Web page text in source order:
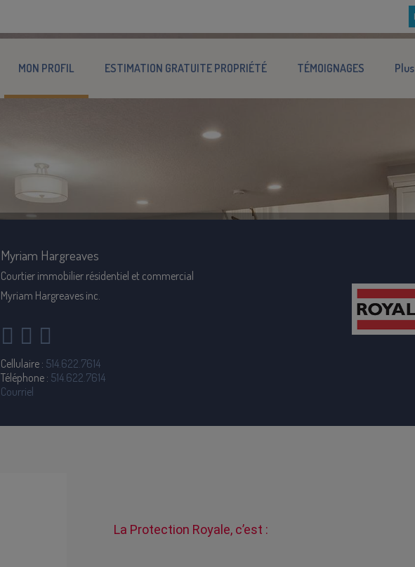
MON PROFIL ESTIMATION GRATUITE PROPRIÉTÉ TÉMOIGNAGES Plus
Myriam Hargreaves
Courtier immobilier résidentiel et commercial
Myriam Hargreaves inc.
Cellulaire : 514.622.7614
Téléphone : 514.622.7614
Courriel
La Protection Royale, c’est :